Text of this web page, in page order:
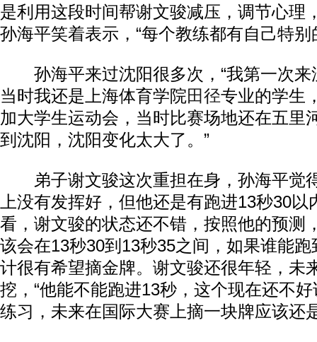
是利用这段时间帮谢文骏减压，调节心理
孙海平笑着表示，“每个教练都有自己特别
孙海平来过沈阳很多次，“我第一次来
当时我还是上海体育学院田径专业的学生
加大学生运动会，当时比赛场地还在五里
到沈阳，沈阳变化太大了。”
弟子谢文骏这次重担在身，孙海平觉
上没有发挥好，但他还是有跑进13秒30
看，谢文骏的状态还不错，按照他的预测
该会在13秒30到13秒35之间，如果谁能
计很有希望摘金牌。谢文骏还很年轻，未
挖，“他能不能跑进13秒，这个现在还不
练习，未来在国际大赛上摘一块牌应该还